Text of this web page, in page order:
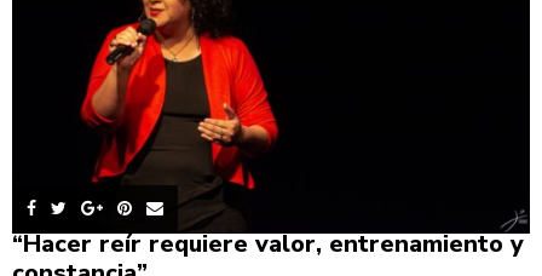
“Hacer reír requiere valor, entrenamiento y